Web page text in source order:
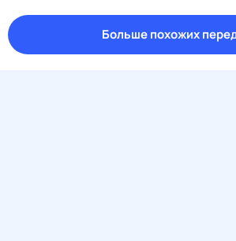
Больше похожих